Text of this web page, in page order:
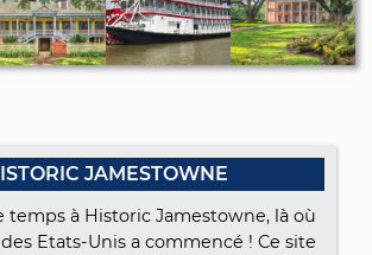
JAMESTOWNE
temps à Historic Jamestowne, là où
Etats-Unis a commencé ! Ce site